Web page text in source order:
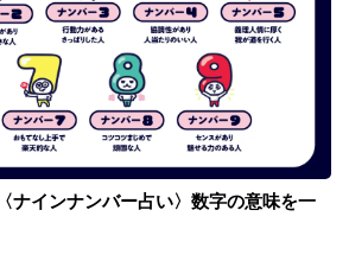
ナインナンバー占い〉数字の意味を一